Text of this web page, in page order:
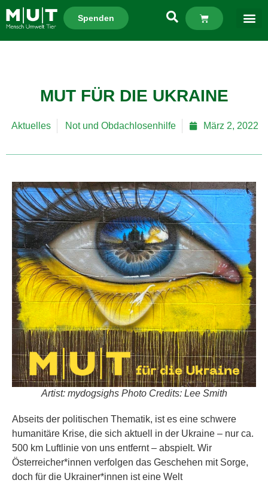
Spenden
MUT FÜR DIE UKRAINE
Aktuelles Not und Obdachlosenhilfe März 2, 2022
Artist: mydogsighs Photo Credits: Lee Smith
Abseits der politischen Thematik, ist es eine schwere
humanitäre Krise, die sich aktuell in der Ukraine – nur ca.
500 km Luftlinie von uns entfernt – abspielt. Wir
Österreicher*innen verfolgen das Geschehen mit Sorge,
doch für die Ukrainer*innen ist eine Welt